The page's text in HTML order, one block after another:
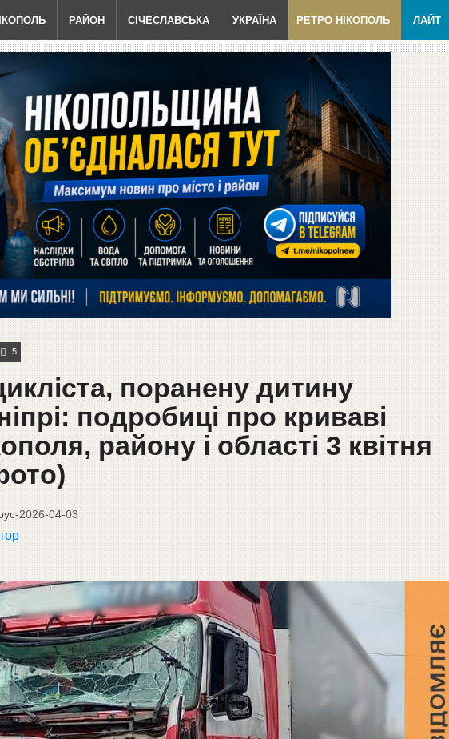
РАЙОН СІЧЕСЛАВСЬКА УКРАЇНА РЕТРО НІКОПОЛЬ ЛАЙТ
5
поранену дитину
подробиці про криваві
району і області 3 квітня
-2026-04-03